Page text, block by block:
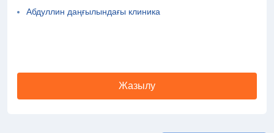
Абдуллин даңғылындағы клиника
Жазылу